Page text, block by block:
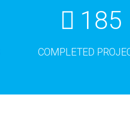
185
COMPLETED